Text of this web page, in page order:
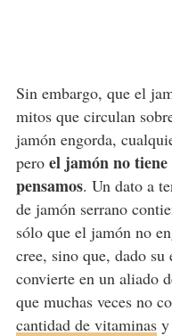
Sin embargo, que el
mitos que circulan
jamón engorda,
pero el jamón no
pensamos. Un dato a
de jamón serrano
sólo que el jamón no
cree, sino que, dado su
convierte en un aliado
que muchas veces no
cantidad de vitaminasy